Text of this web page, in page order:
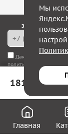
Главная
181 ₽
Закажите
Даю согласие на
политикой
Мы